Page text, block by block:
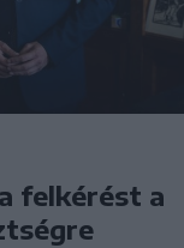
felkérést a